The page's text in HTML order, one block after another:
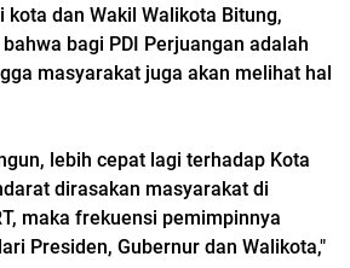
kota dan Wakil Walikota Bitung,
bagi PDI Perjuangan adalah
masyarakat juga akan melihat hal
lebih cepat lagi terhadap Kota
dirasakan masyarakat di
maka frekuensi pemimpinnya
Presiden, Gubernur dan Walikota,"